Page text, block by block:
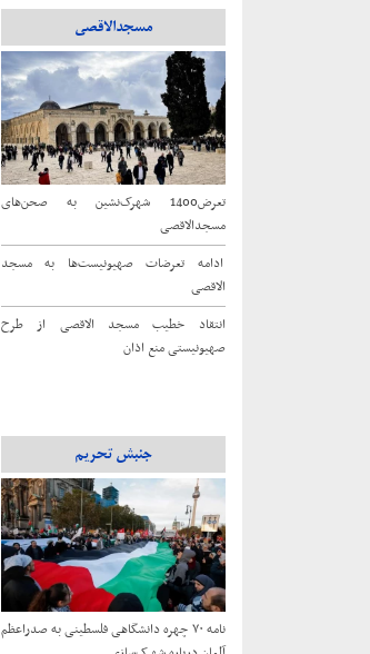
مسجدالاقصی
تعرض1400 شهرک‌نشین به صحن‌های
مسجدالاقصی
ادامه تعرضات صهیونیست‌ها به مسجد
الاقصی
انتقاد خطیب مسجد الاقصی از طرح
صهیونیستی منع اذان
جنبش تحریم
نامه ۷۰ چهره دانشگاهی فلسطینی به صدراعظم